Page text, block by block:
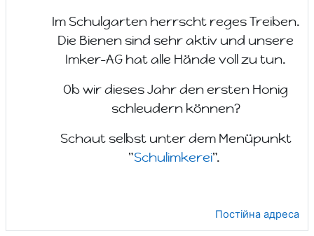
Im Schulgarten herrscht reges Treiben.
Die Bienen sind sehr aktiv und unsere
Imker-AG hat alle Hände voll zu tun.
Ob wir dieses Jahr den ersten Honig
schleudern können?
Schaut selbst unter dem Menüpunkt
"Schulimkerei".
Постійна адреса